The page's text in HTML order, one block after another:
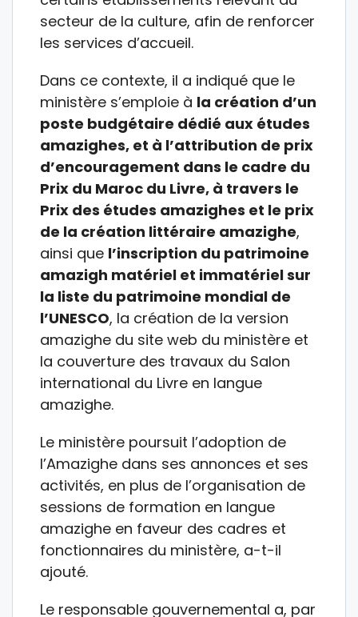
secteur de la culture, afin de renforcer
les services d’accueil.
Dans ce contexte, il a indiqué que le
ministère s’emploie à la création d’un
poste budgétaire dédié aux études
amazighes, et à l’attribution de prix
d’encouragement dans le cadre du
Prix du Maroc du Livre, à travers le
Prix des études amazighes et le prix
de la création littéraire amazighe,
ainsi que l’inscription du patrimoine
amazigh matériel et immatériel sur
la liste du patrimoine mondial de
l’UNESCO, la création de la version
amazighe du site web du ministère et
la couverture des travaux du Salon
international du Livre en langue
amazighe.
Le ministère poursuit l’adoption de
l’Amazighe dans ses annonces et ses
activités, en plus de l’organisation de
sessions de formation en langue
amazighe en faveur des cadres et
fonctionnaires du ministère, a-t-il
ajouté.
Le responsable gouvernemental a, par